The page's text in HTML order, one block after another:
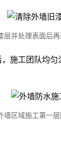
层并处理表面后
施工团队均
墙区域施工第一